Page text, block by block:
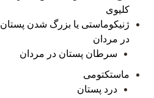
کلیوی
ژنیکوماستی یا بزرگ شدن پستان
در مردان
سرطان پستان در مردان
ماستکتومی
درد پستان